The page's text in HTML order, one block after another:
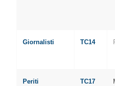
Giornalisti TC14
Periti TC17